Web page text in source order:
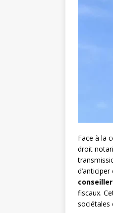
Face à la
droit
fiscaux.
sociétales